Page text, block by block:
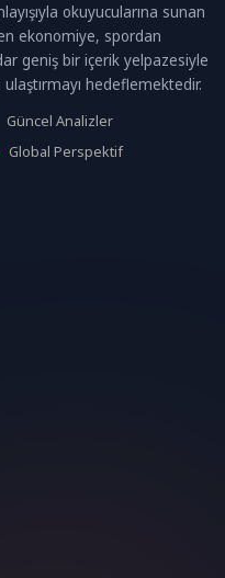
okuyucularına sunan
ekonomiye, spordan
geniş bir içerik yelpazesiyle
hedeflemektedir.
Güncel Analizler
Global Perspektif